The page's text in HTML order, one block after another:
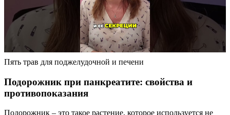
Пять трав для поджелудочной и печени
Подорожник при панкреатите: свойства и
противопоказания
Подорожник – это такое растение, которое используется не